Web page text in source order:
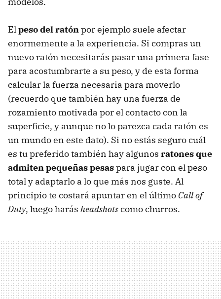
Elpeso del ratónpor ejemplo suele afectar
enormemente a la experiencia. Si compras un
nuevo ratón necesitarás pasar una primera fase
para acostumbrarte a su peso, y de esta forma
calcular la fuerza necesaria para moverlo
(recuerdo que también hay una fuerza de
rozamiento motivada por el contacto con la
superficie, y aunque no lo parezca cada ratón es
un mundo en este dato). Si no estás seguro cuál
es tu preferido también hay algunos ratones que
admiten pequeñas pesaspara jugar con el peso
total y adaptarlo a lo que más nos guste. Al
principio te costará apuntar en el último Call of
Duty, luego harás headshotscomo churros.